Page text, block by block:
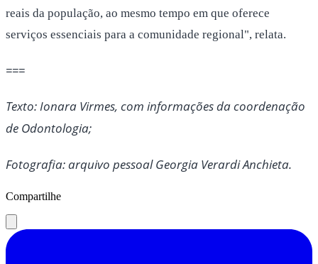
reais da população, ao mesmo tempo em que oferece
serviços essenciais para a comunidade regional", relata.
===
Texto: Ionara Virmes, com informações da coordenação
de Odontologia;
Fotografia: arquivo pessoal Georgia Verardi Anchieta.
Compartilhe